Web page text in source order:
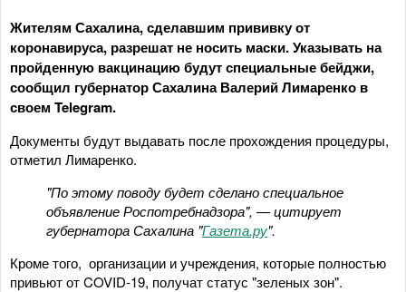
Жителям Сахалина, сделавшим прививку от
коронавируса, разрешат не носить маски. Указывать на
пройденную вакцинацию будут специальные бейджи,
сообщил губернатор Сахалина Валерий Лимаренко в
своем Telegram.
Документы будут выдавать после прохождения процедуры,
отметил Лимаренко.
"По этому поводу будет сделано специальное
объявление Роспотребнадзора", — цитирует
губернатора Сахалина "Газета.ру".
Кроме того, организации и учреждения, которые полностью
привьют от COVID-19, получат статус "зеленых зон".